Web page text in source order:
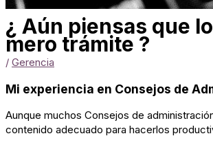
¿ Aún piensas que
mero trámite ?
/ Gerencia
Mi experiencia en Consejos de
Aunque muchos Consejos de
contenido adecuado para hacerlos